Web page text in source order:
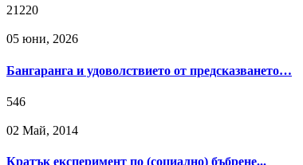
21220
05 юни, 2026
Бангаранга и удоволствието от предсказването…
546
02 Май, 2014
Кратък експеримент по (социално) бъбрене...